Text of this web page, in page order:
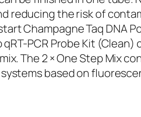
reducing the risk of
Champagne Taq DNA
PCR Probe Kit (Clean)
The 2 × One Step Mix
based on